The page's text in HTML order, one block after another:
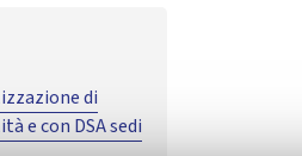
di
e con DSA sedi